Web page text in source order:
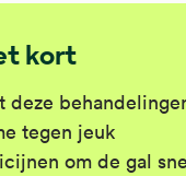
kort
deze
tegen jeuk
om de gal